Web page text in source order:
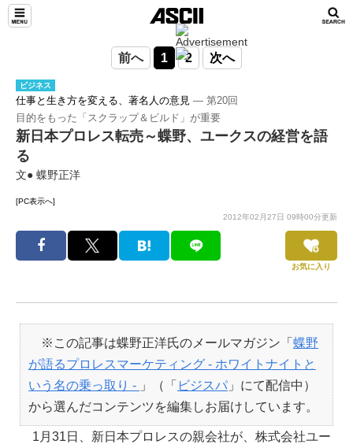
前へ 1 2 次へ
ビジネス
仕事と生き方を変える、著名人の意見 ― 第20回
目的をもった「スクラップ＆ビルド」が重要
新日本プロレス転売～蝶野、ユークスの経営を語
る
文● 蝶野正洋
[PC表示へ]
2012年02月27日 09時00分更新
お気に入り
※この記事は蝶野正洋氏のメールマガジン「 蝶野
が語るプロレスマーケティング - ホワイトナイトと
いう名の乗っ取り - 」（「 ビジスパ 」にて配信中）
から選んだコンテンツを編集しお届けしています。
1月31日、新日本プロレスの親会社が、株式会社ユー